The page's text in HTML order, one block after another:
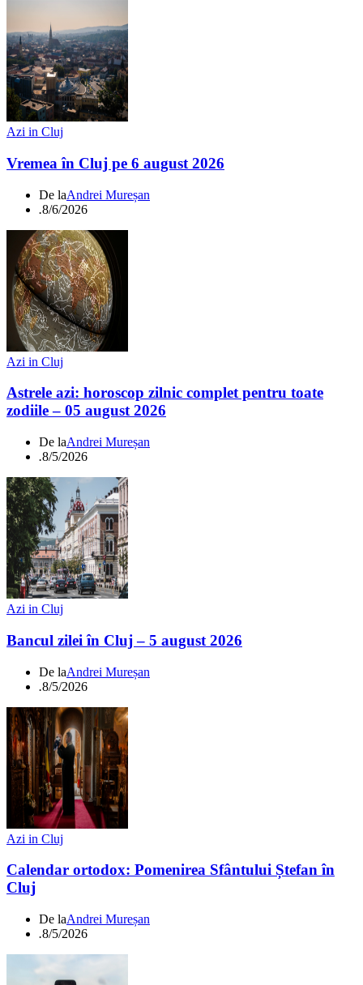
Azi in Cluj
Vremea în Cluj pe 6 august 2026
De laAndrei Mureșan
.8/6/2026
Azi in Cluj
Astrele azi: horoscop zilnic complet pentru toate
zodiile – 05 august 2026
De laAndrei Mureșan
.8/5/2026
Azi in Cluj
Bancul zilei în Cluj – 5 august 2026
De laAndrei Mureșan
.8/5/2026
Azi in Cluj
Calendar ortodox: Pomenirea Sfântului Ștefan în
Cluj
De laAndrei Mureșan
.8/5/2026